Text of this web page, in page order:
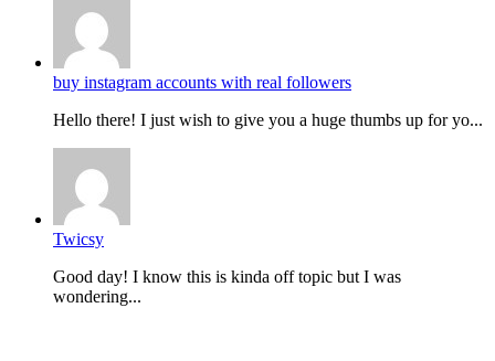
buy instagram accounts with real followers
Hello there! I just wish to give you a huge thumbs up for yo...
Twicsy
Good day! I know this is kinda off topic but I was
wondering...